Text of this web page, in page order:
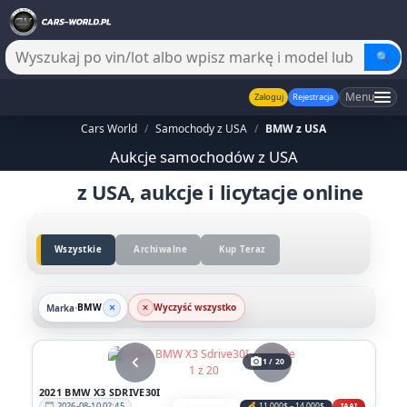
🔍
Zaloguj Rejestracja Menu
Cars World / Samochody z USA / BMW z USA
Aukcje samochodów z USA
z USA, aukcje i licytacje online
Wszystkie Archiwalne Kup Teraz
Marka•BMW Wyczyść wszystko
chevron_left chevron_right
photo_camera1 / 20
2021 BMW X3 SDRIVE30I